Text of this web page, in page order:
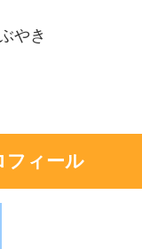
やき
フィール